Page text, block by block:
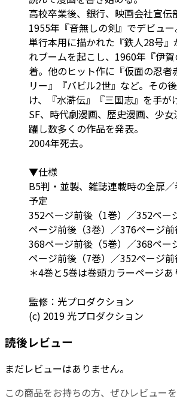
高校卒業後、銀行、映画会社宣伝
1955年『音無しの剣』でデビュー
単行本用に描かれた『鉄人28号
れブームを起こし、1960年『伊
着。他のヒット作に『仮面の忍者
リー』『バビル2世』など。その
け、『水滸伝』『三国志』を手が
SF、時代劇漫画、歴史漫画、少
躍し数多くの作品を発表。
2004年死去。
▼仕様
B5判・並製、雑誌連載時の全扉
予定
352ページ前後（1巻）／352ペー
ページ前後（3巻）／376ページ
368ページ前後（5巻）／368ペー
ページ前後（7巻）／352ページ前
＊4巻と5巻は巻頭カラーページあ
監修：光プロダクション
(c) 2019 光プロダクション
読後レビュー
まだレビューはありません。
この商品をお持ちの方、ぜひレビュー